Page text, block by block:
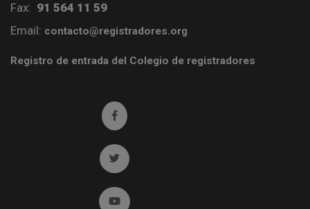
Fax: 91 564 11 59
Email: contacto@registradores.org
Registro de entrada del Colegio de registradores
Ir a facebook (abre en ventana nueva)
Ir a twitter (abre en ventana nueva)
Ir a YouTube (abre en ventana nueva)